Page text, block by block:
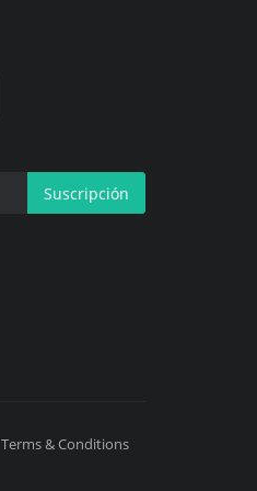
Suscripción
Terms & Conditions